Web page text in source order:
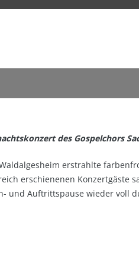
des Gospelchors
erstrahlte
erschienenen Konzertgäste
und Auftrittspause wieder voll